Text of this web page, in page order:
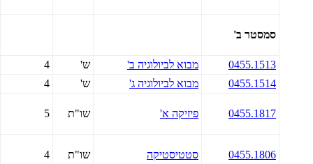
סמסטר ב'
0455.1513 מבוא לביולוגיה ב' ש'
4
0455.1514
מבוא לביולוגיה ג' ש' 4
0455.1817 פיזיקה א' שו"ת 5
0455.1806 סטטיסטיקה שו"ת 4